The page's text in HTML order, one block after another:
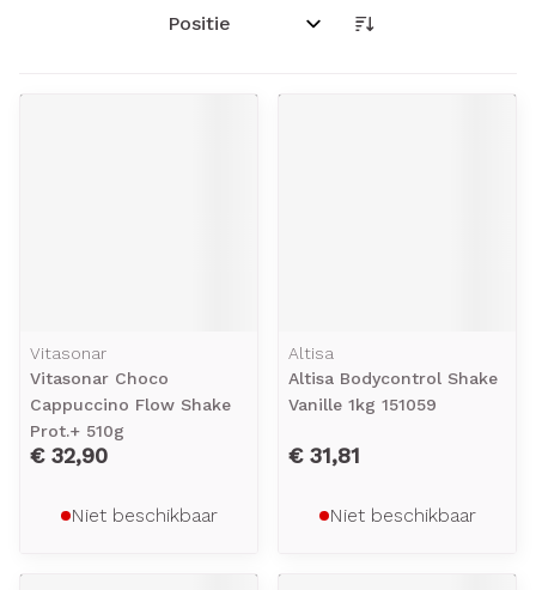
Sorteer op:
Vitasonar
Vitasonar Choco
Cappuccino Flow Shake
Prot.+ 510g
€ 32,90
Niet beschikbaar
Altisa
Altisa Bodycontrol Shake
Vanille 1kg 151059
€ 31,81
Niet beschikbaar